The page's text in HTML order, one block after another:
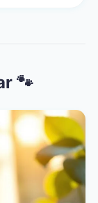
🐾